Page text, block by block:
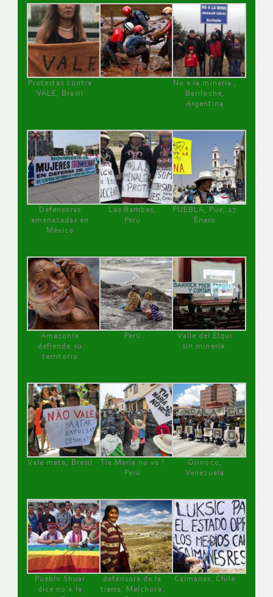
Protestas contra
VALE, Brasil
No a la minería ,
Bariloche,
Argentina
Defensoras
amenazadas en
México
Las Bambas,
Perú
PUEBLA, Pue, 27
Enero
Amazonía
defiende su
territorio
Perú
Valle del Elqui
sin minería.
Vale mata, Brasil
Tía María no va !
Perú
Orinoco,
Venezuela
Pueblo Shuar
dice no a la
defensora de la
tierra, Melchora,
Caimanes, Chile